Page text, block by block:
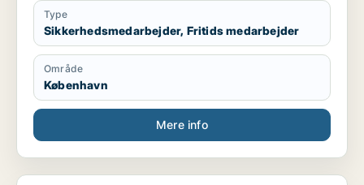
Type
Sikkerhedsmedarbejder, Fritids medarbejder
Område
København
Mere info